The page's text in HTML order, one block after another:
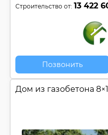
Строительство от: 13 422
Позвонить
Дом из газобетона